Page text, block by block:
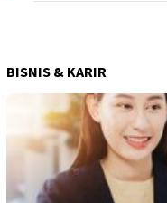
BISNIS & KARIR